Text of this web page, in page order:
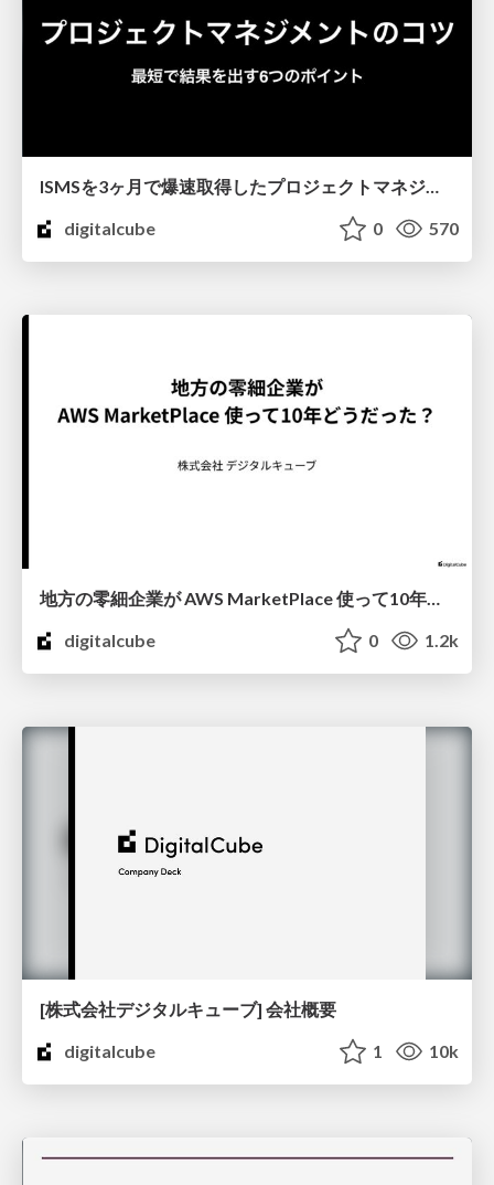
ISMSを3ヶ月で爆速取得したプロジェクトマネジメントのコツ
digitalcube
0 570
digitalcube
0 1.2k
[株式会社デジタルキューブ] 会社概要
digitalcube
1 10k